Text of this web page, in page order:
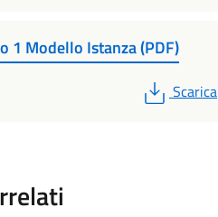
1 Modello Istanza (PDF)
PDF
Scarica